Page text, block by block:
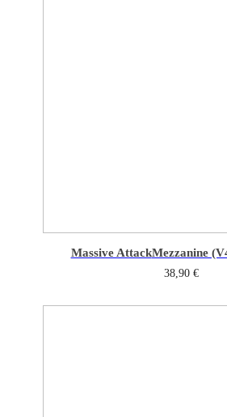
Massive AttackMezzanine
38,90 €